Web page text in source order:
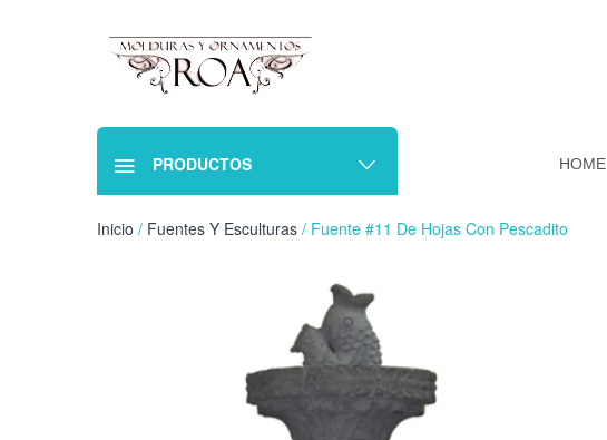
PRODUCTOS HOME
Inicio / Fuentes Y Esculturas / Fuente #11 De Hojas Con Pescadito